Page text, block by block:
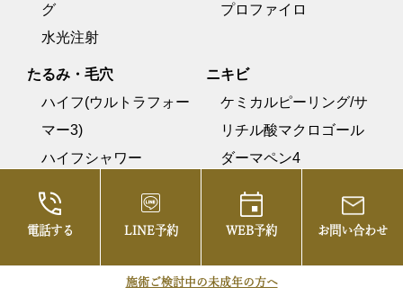
電話する LINE予約 WEB予約 お問い合わせ
施術ご検討中の未成年の方へ
グ
水光注射
プロファイロ
たるみ・毛穴
ハイフ(ウルトラフォー
マー3)
ハイフシャワー
ミントリフトFINE
ピコフラクショナル
リジュビネーションヤ
ニキビ
ケミカルピーリング/サ
リチル酸マクロゴール
ダーマペン4